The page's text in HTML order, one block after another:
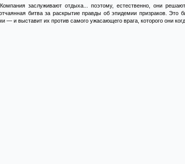
заслуживают отдыха... поэтому, естественно, они
битва за раскрытие правды об эпидемии призраков. Это
— и выставит их против самого ужасающего врага, которого они